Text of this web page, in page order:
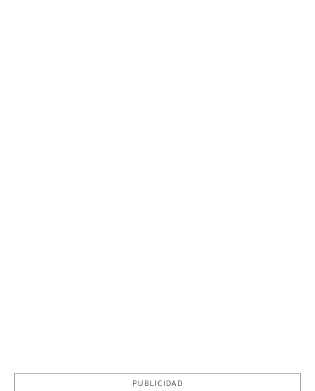
PUBLICIDAD